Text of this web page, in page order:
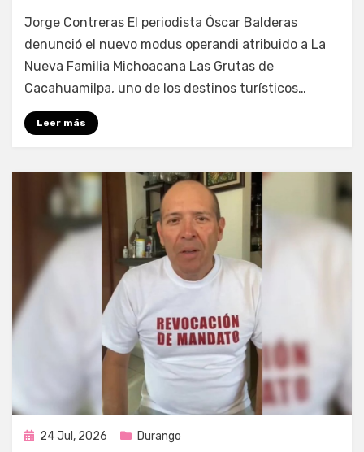
Fernando Miranda Servín
Jorge Contreras El periodista Óscar Balderas
denunció el nuevo modus operandi atribuido a La
Nueva Familia Michoacana Las Grutas de
Cacahuamilpa, uno de los destinos turísticos…
Leer más
Publicada
24 Jul, 2026 Durango